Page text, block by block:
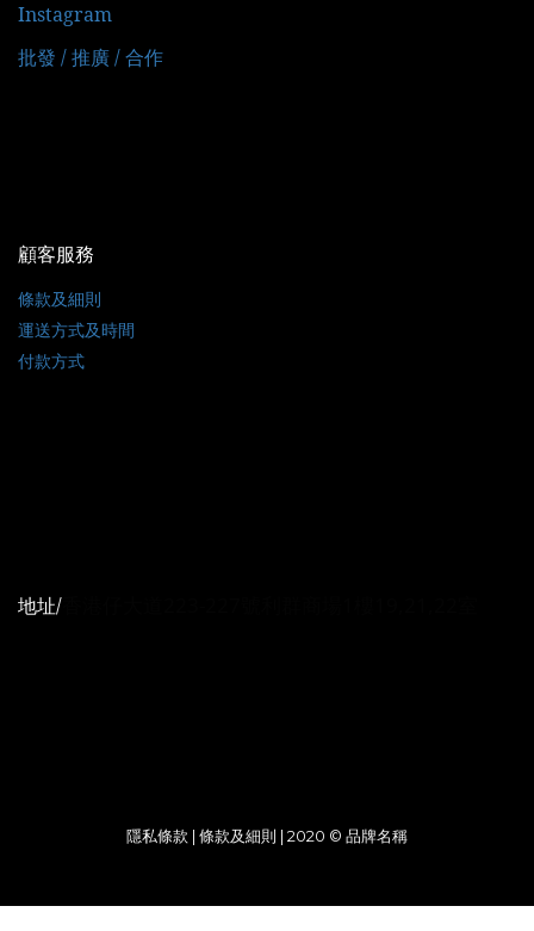
Instagram
批發 / 推廣 / 合作
顧客服務
條款及細則
運送方式及時間
付款方式
地址/
隱私條款 | 條款及細則 | 2020 © 品牌名稱